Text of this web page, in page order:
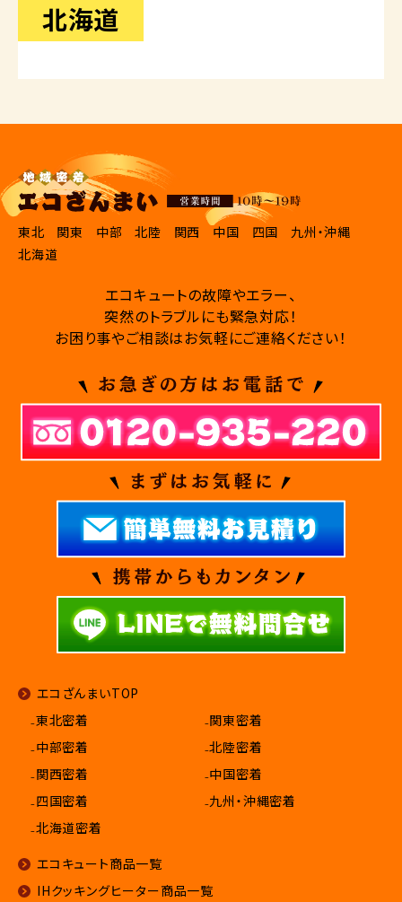
北海道
東北 関東 中部 北陸 関西 中国 四国
九州・沖縄
北海道
エコキュートの故障やエラー、
突然のトラブルにも緊急対応！
お困り事やご相談はお気軽にご連絡ください！
エコざんまいTOP
₋東北密着
₋関東密着
₋中部密着
₋北陸密着
₋関西密着
₋中国密着
₋四国密着
₋九州・沖縄密着
₋北海道密着
エコキュート商品一覧
IHクッキングヒーター商品一覧